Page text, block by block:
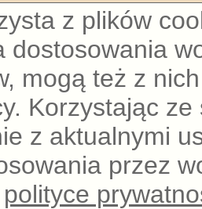
z plików
dostosowania
mogą też z
Korzystając
z aktualnymi
przez
polityce